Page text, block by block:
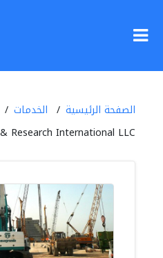
الصفحة الرئيسية الخدمات
Research International LLC